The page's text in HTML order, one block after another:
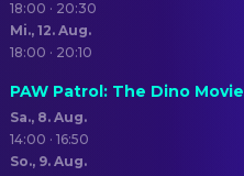
18:00 · 20:30
Mi., 12. Aug.
18:00 · 20:10
PAW Patrol: The Dino Movie
Sa., 8. Aug.
14:00 · 16:50
So., 9. Aug.